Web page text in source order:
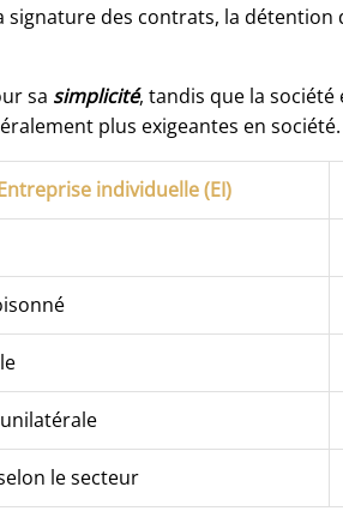
des contrats, la
sa simplicité, tandis que la
plus exigeantes en société.
individuelle (EI)
le secteur